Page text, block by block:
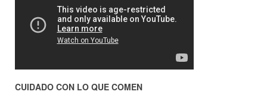
CUIDADO CON LO QUE COMEN